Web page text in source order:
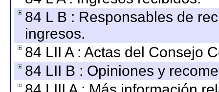
84 L B : Responsables de
ingresos.
84 LII A : Actas del Consejo
84 LII B : Opiniones y